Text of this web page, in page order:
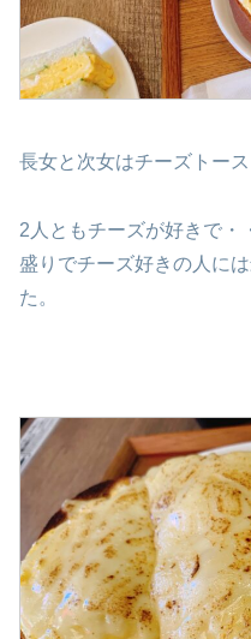
長女と次女はチーズトース
2人ともチーズが好きで・
盛りでチーズ好きの人に
た。